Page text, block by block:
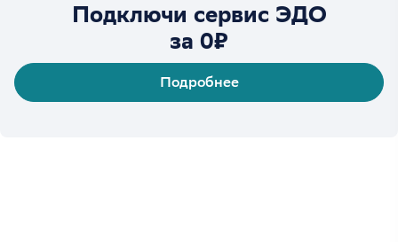
Подключи сервис ЭДО
за 0₽
Подробнее